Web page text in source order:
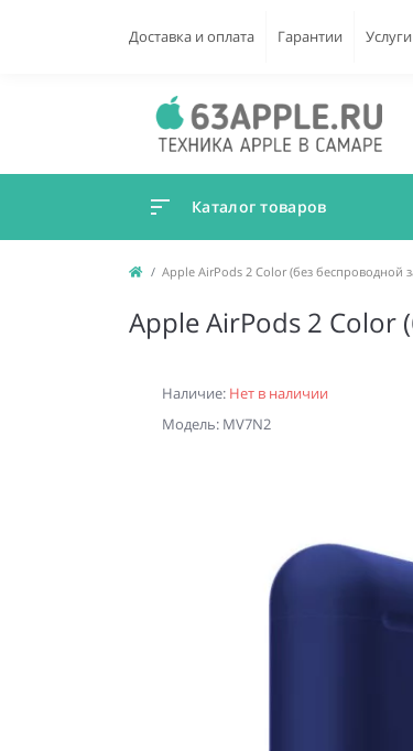
Доставка и оплата Гарантии Услуги
Каталог товаров
Apple AirPods 2 Color (без беспроводной
Apple AirPods 2 Color
Наличие: Нет в наличии
Модель: MV7N2